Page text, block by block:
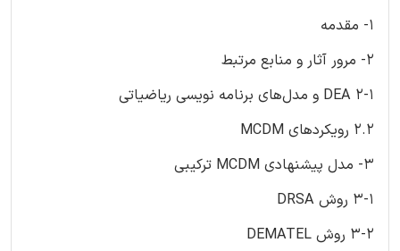
1- مقدمه
2- مرور آثار و منابع مرتبط
2-1 DEA و مدل‌های برنامه نویسی ریاضیاتی
2.2 رویکردهای MCDM
3- مدل پیشنهادی MCDM ترکیبی
3-1 روش DRSA
3-2 روش DEMATEL